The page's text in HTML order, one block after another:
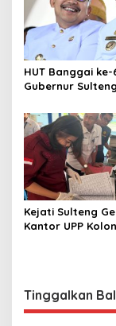
HUT Banggai ke-
Gubernur
Kemajuan
Kejati Sulteng
Kantor UPP
Tinggalkan